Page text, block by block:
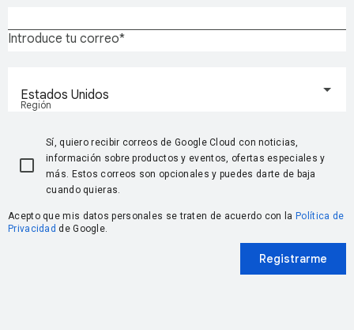
Introduce tu correo
Región
Estados Unidos
Sí, quiero recibir correos de Google Cloud con noticias,
información sobre productos y eventos, ofertas especiales y
más. Estos correos son opcionales y puedes darte de baja
cuando quieras.
Acepto que mis datos personales se traten de acuerdo con la Política de
Privacidad de Google.
Registrarme